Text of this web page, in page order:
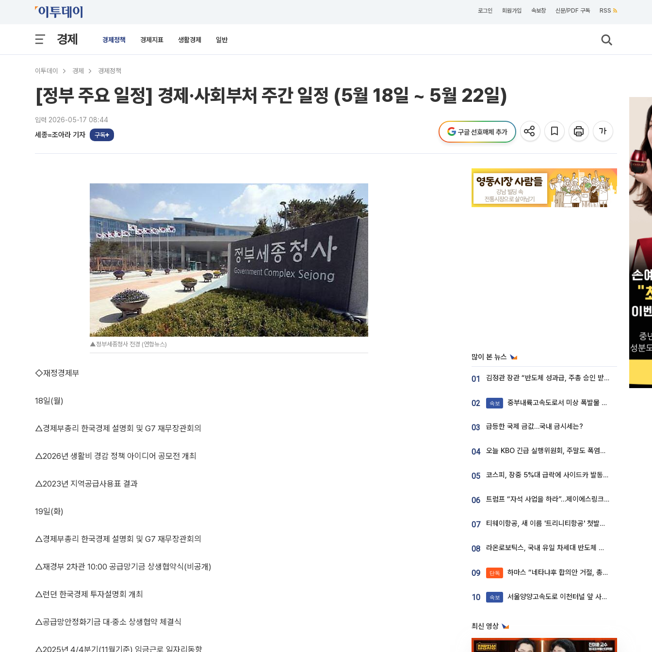
로그인 회원가입 속보창 신문/PDF 구독 RSS
경제 경제정책 경제지표 생활경제 일반
이투데이 경제 경제정책
[정부 주요 일정] 경제·사회부처 주간 일정 (5월 18일 ~ 5월 22일)
입력 2026-05-17 08:44
세종=조아라 기자 구독 구글 선호매체 추가
▲정부세종청사 전경 (연합뉴스)
◇재정경제부
18일(월)
△경제부총리 한국경제 설명회 및 G7 재무장관회의
△2026년 생활비 경감 정책 아이디어 공모전 개최
△2023년 지역공급사용표 결과
19일(화)
△경제부총리 한국경제 설명회 및 G7 재무장관회의
△재경부 2차관 10:00 공급망기금 상생협약식(비공개)
△런던 한국경제 투자설명회 개최
△공급망안정화기금 대·중소 상생협약 체결식
△2025년 4/4분기(11월기준) 임금근로 일자리동향
많이 본 뉴스
01 김정관 장관 “반도체 성과급, 주총 승인 받도록”…상법·자본시장법 개정 시사
02 속보 중부내륙고속도로서 미상 폭발물 발견
03 급등한 국제 금값…국내 금시세는?
04 오늘 KBO 긴급 실행위원회, 주말도 폭염취소 될까
05 코스피, 장중 5%대 급락에 사이드카 발동…삼성·SK 동반 폭락
06 트럼프 “자석 사업을 하라”…제이에스링크, 비중국 영구자석 공급망 구축 속도
07 티웨이항공, 새 이름 '트리니티항공' 첫발…SSC 전략 본격화
08 라온로보틱스, 국내 유일 차세대 반도체 공정 로봇 개발 ‘고객사 테스트 진행’
09 단독 하마스 “네타냐후 합의안 거절, 총선 앞두고 시간 끌기”
10 속보 서울양양고속도로 이천터널 앞 사고 발생
최신 영상